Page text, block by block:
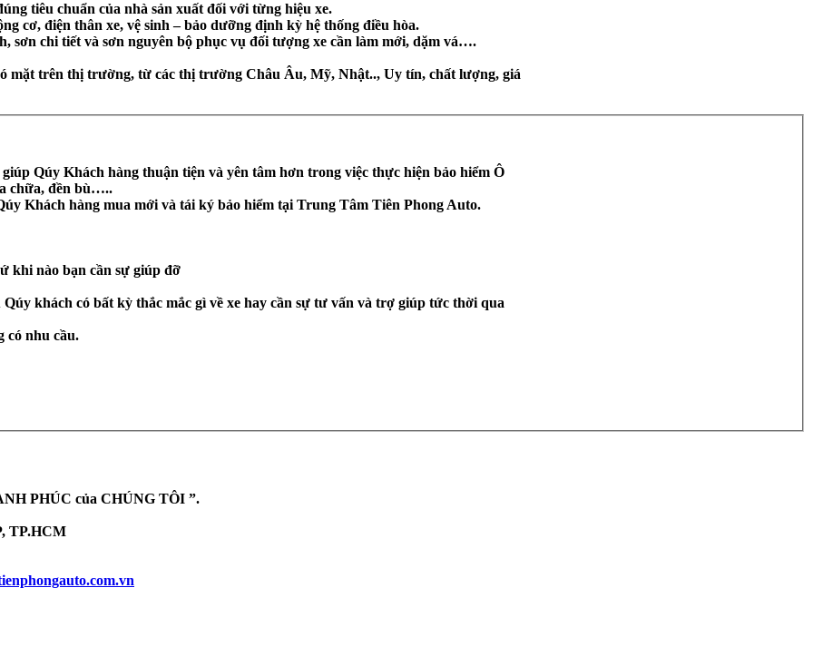
tiêu chuẩn của nhà sản xuất đối với từng hiệu xe.
cơ, điện thân xe, vệ sinh – bảo dưỡng định kỳ hệ thống điều hòa.
sơn chi tiết và sơn nguyên bộ phục vụ đối tượng xe cần làm mới, dặm vá….
mặt trên thị trường, từ các thị trường Châu Âu, Mỹ, Nhật.., Uy tín, chất lượng, giá
Qúy Khách hàng thuận tiện và yên tâm hơn trong việc thực hiện bảo hiểm Ô
chữa, đền bù…..
Khách hàng mua mới và tái ký bảo hiểm tại Trung Tâm Tiên Phong Auto.
khi nào bạn cần sự giúp đỡ
khách có bất kỳ thắc mắc gì về xe hay cần sự tư vấn và trợ giúp tức thời qua
có nhu cầu.
PHÚC của CHÚNG TÔI ”.
TP.HCM